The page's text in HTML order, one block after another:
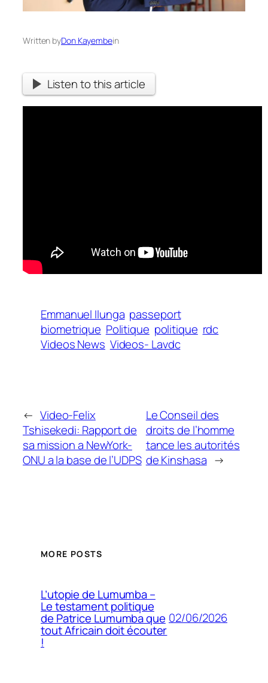
Written byDon Kayembein
Listen to this article
Emmanuel Ilunga passeport
biometrique Politique politique rdc
Videos News Videos- Lavdc
← Video-Felix
Tshisekedi: Rapport de
sa mission a NewYork-
ONU a la base de l’UDPS
Le Conseil des
droits de l’homme
tance les autorités
de Kinshasa →
MORE POSTS
L’utopie de Lumumba –
Le testament politique
de Patrice Lumumba que
tout Africain doit écouter
!
02/06/2026